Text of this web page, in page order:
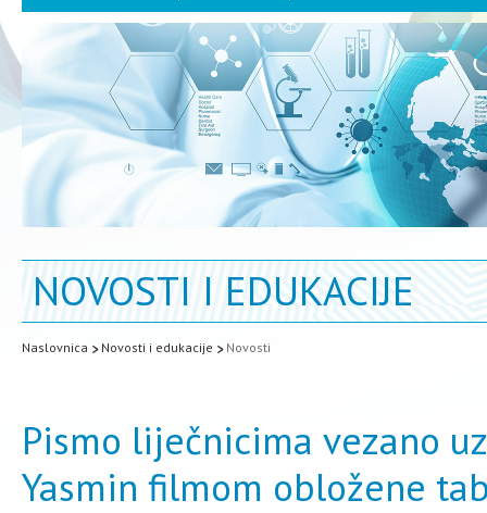
NOVOSTI I EDUKACIJE
Naslovnica Novosti i edukacije Novosti
Pismo liječnicima vezano
Yasmin filmom obložene